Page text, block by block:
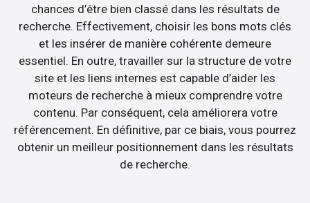
chances d’être bien classé dans les résultats de
recherche. Effectivement, choisir les bons mots clés
et les insérer de manière cohérente demeure
essentiel. En outre, travailler sur la structure de votre
site et les liens internes est capable d’aider les
moteurs de recherche à mieux comprendre votre
contenu. Par conséquent, cela améliorera votre
référencement. En définitive, par ce biais, vous pourrez
obtenir un meilleur positionnement dans les résultats
de recherche.